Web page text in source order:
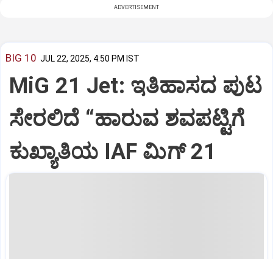
ADVERTISEMENT
BIG 10 JUL 22, 2025, 4:50 PM IST
MiG 21 Jet: ಇತಿಹಾಸದ ಪುಟ
ಸೇರಲಿದೆ “ಹಾರುವ ಶವಪಟ್ಟಿಗೆ
ಕುಖ್ಯಾತಿಯ IAF ಮಿಗ್‌ 21